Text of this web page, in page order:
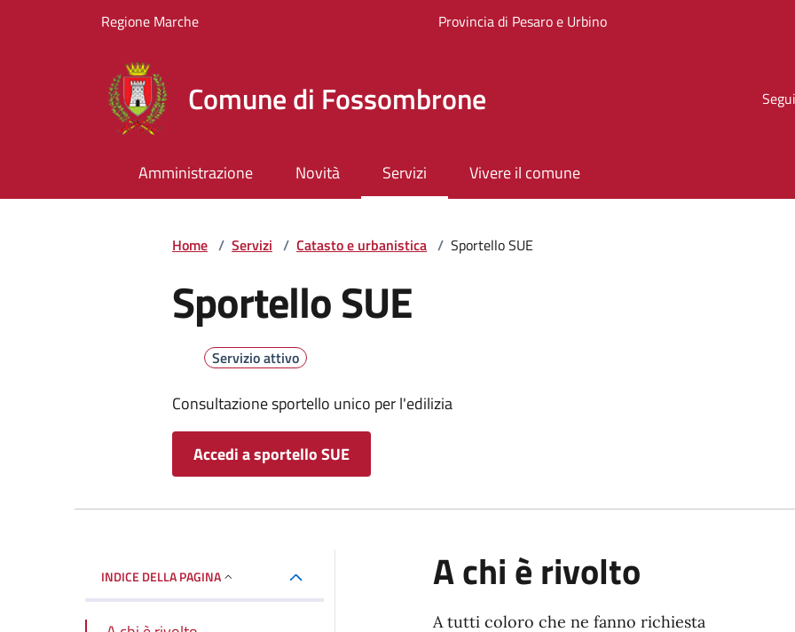
Vai ai contenutiRegione Marche Provincia di Pesaro e Urbino
Comune di Fossombrone
Amministrazione Novità Servizi Vivere il comune
Home / Servizi / Catasto e urbanistica / Sportello SUE
Sportello SUE
Servizio attivo
Consultazione sportello unico per l'edilizia
Accedi a sportello SUE
INDICE DELLA PAGINA A chi è rivolto
A tutti coloro che ne fanno richiesta